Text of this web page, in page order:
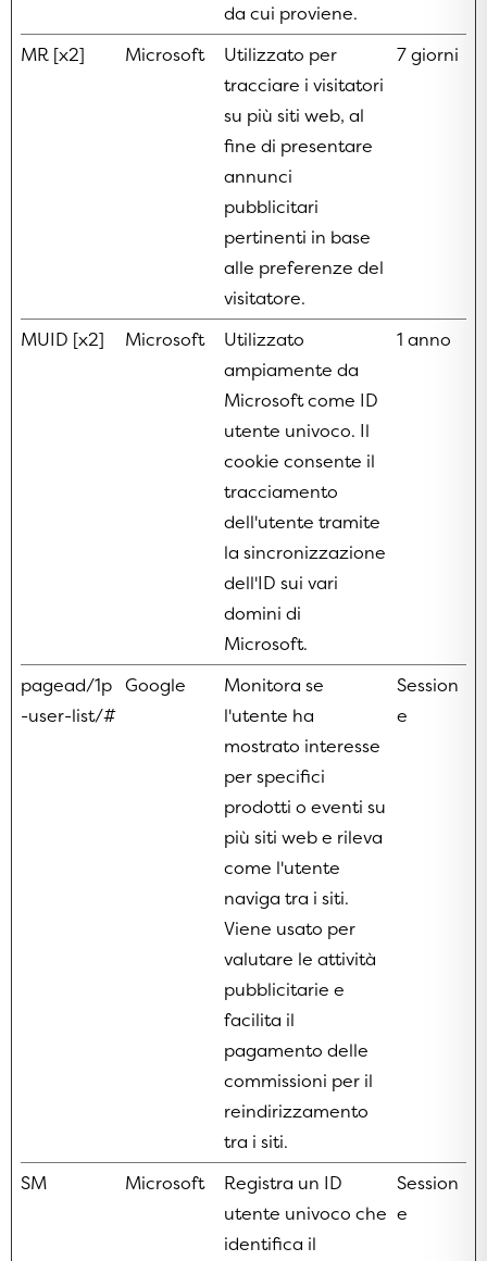
da cui proviene.
MR [x2] Microsoft
Utilizzato per
tracciare i visitatori
su più siti web, al
fine di presentare
annunci
pubblicitari
pertinenti in base
alle preferenze del
visitatore.
7 giorni
MUID [x2] Microsoft
Utilizzato
ampiamente da
Microsoft come ID
utente univoco. Il
cookie consente il
tracciamento
dell'utente tramite
la sincronizzazione
dell'ID sui vari
domini di
Microsoft.
1 anno
pagead/1p
-user-list/#
Google
Monitora se
l'utente ha
mostrato interesse
per specifici
prodotti o eventi su
più siti web e rileva
come l'utente
naviga tra i siti.
Viene usato per
valutare le attività
pubblicitarie e
facilita il
pagamento delle
commissioni per il
reindirizzamento
tra i siti.
Session
e
SM Microsoft
Registra un ID
utente univoco che
identifica il
Session
e